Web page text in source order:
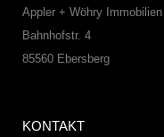
Appler + Wöhry Immobilien
Bahnhofstr. 4
85560 Ebersberg
KONTAKT